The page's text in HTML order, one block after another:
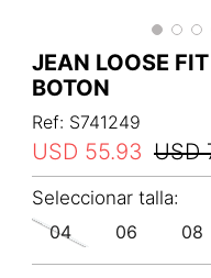
JEAN LOOSE
BOTON
Ref: S741249
USD
USD 55.93
04 06 08